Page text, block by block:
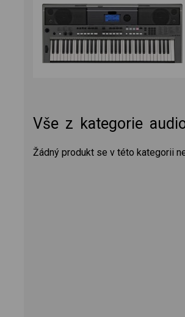
Vše z kategorie
Žádný produkt se v této kategorii